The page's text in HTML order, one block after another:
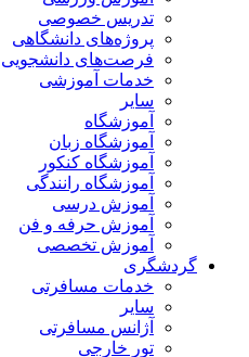
تدریس خصوصی
پروژه‌های دانشگاهی
فرصت‌های دانشجویی
خدمات آموزشی
سایر
آموزشگاه
آموزشگاه زبان
آموزشگاه کنکور
آموزشگاه رانندگی
آموزش درسی
آموزش حرفه و فن
آموزش تخصصی
گردشگری
خدمات مسافرتی
سایر
آژانس مسافرتی
تور خارجی